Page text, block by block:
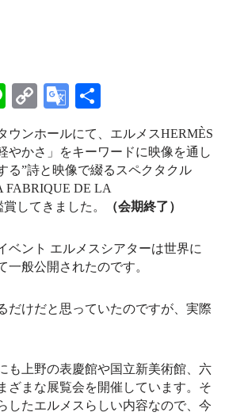
Li
ne
C
y
Li
nk
G
gl
e
Tr
an
sl
at
e
ウンホールにて、エルメスHERMÈS
やかさ」をキーワードに映像を通し
る”詩と映像で綴るスペクタクル
FABRIQUE DE LA
してきました。
（会期終了）
ベント エルメスシアターは世界に
一般公開されたのです。
だけだと思っていたのですが、実際
も上野の表慶館や国立新美術館、六
ざまな展覧会を開催しています。そ
したエルメスらしい内容なので、今